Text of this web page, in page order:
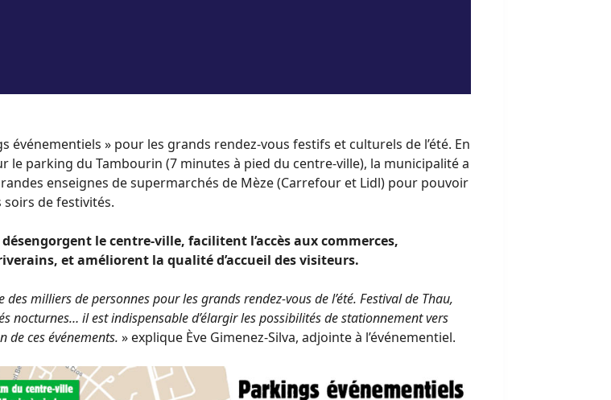
événementiels » pour les grands rendez-vous festifs et culturels de l’été. En
le parking du Tambourin (7 minutes à pied du centre-ville), la municipalité a
enseignes de supermarchés de Mèze (Carrefour et Lidl) pour pouvoir
de festivités.
le centre-ville, facilitent l’accès aux commerces,
et améliorent la qualité d’accueil des visiteurs.
milliers de personnes pour les grands rendez-vous de l’été. Festival de Thau,
nocturnes… il est indispensable d’élargir les possibilités de stationnement vers
de ces événements. » explique Ève Gimenez-Silva, adjointe à l’événementiel.